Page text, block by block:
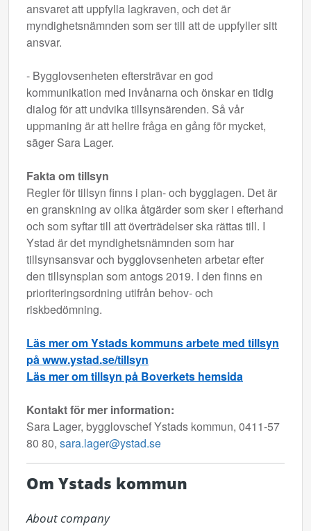
ansvaret att uppfylla lagkraven, och det är
myndighetsnämnden som ser till att de uppfyller sitt
ansvar.
- Bygglovsenheten eftersträvar en god
kommunikation med invånarna och önskar en tidig
dialog för att undvika tillsynsärenden. Så vår
uppmaning är att hellre fråga en gång för mycket,
säger Sara Lager.
Fakta om tillsyn
Regler för tillsyn finns i plan- och bygglagen. Det är
en granskning av olika åtgärder som sker i efterhand
och som syftar till att överträdelser ska rättas till. I
Ystad är det myndighetsnämnden som har
tillsynsansvar och bygglovsenheten arbetar efter
den tillsynsplan som antogs 2019. I den finns en
prioriteringsordning utifrån behov- och
riskbedömning.
Läs mer om Ystads kommuns arbete med tillsyn
på www.ystad.se/tillsyn
Läs mer om tillsyn på Boverkets hemsida
Kontakt för mer information:
Sara Lager, bygglovschef Ystads kommun, 0411-57
80 80, sara.lager@ystad.se
Om Ystads kommun
About company